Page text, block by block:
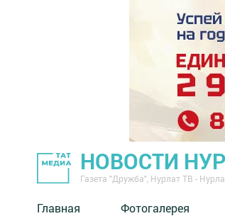
НОВОСТИ
Газета "Дружба", Нурлат ТВ -
Главная Фотогалерея